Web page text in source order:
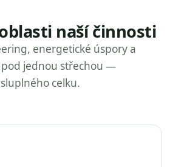
naší činnosti
energetické úspory a
jednou střechou —
celku.